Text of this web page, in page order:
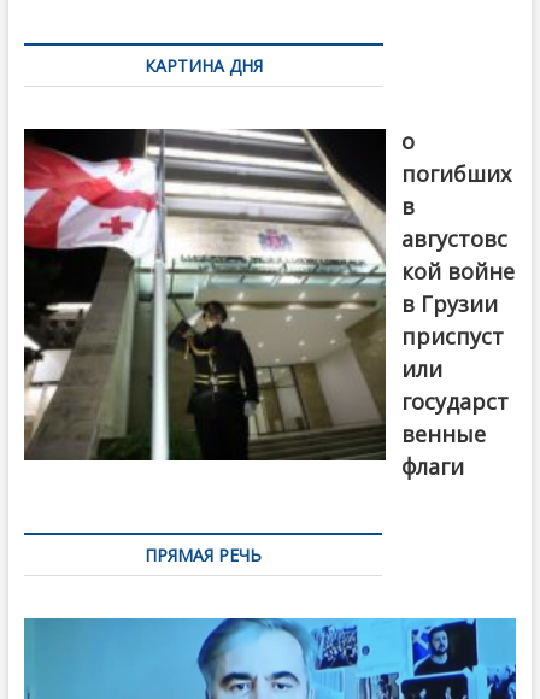
по
записямКАРТИНА ДНЯ
о
погибших
в
августовс
кой войне
в Грузии
приспуст
или
государст
венные
флаги
ПРЯМАЯ РЕЧЬ